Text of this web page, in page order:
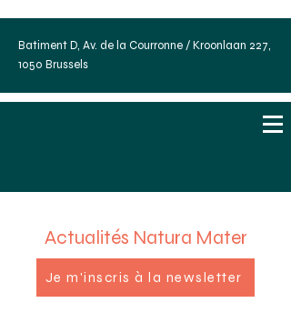
Batiment D, Av. de la Courronne / Kroonlaan 227,
1050 Brussels
Actualités Natura Mater
Je m'inscris à la newsletter